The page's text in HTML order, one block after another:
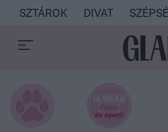
SZTÁROK DIVAT